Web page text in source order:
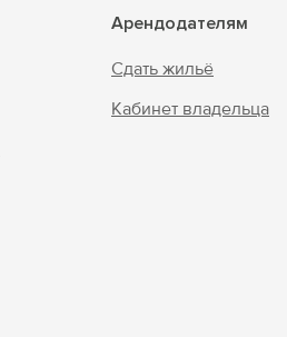
Арендодателям
Сдать жильё
Кабинет владельца